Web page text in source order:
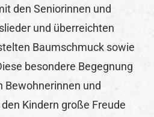
den Seniorinnen und
und überreichten
Baumschmuck sowie
besondere Begegnung
Bewohnerinnen und
Kindern große Freude